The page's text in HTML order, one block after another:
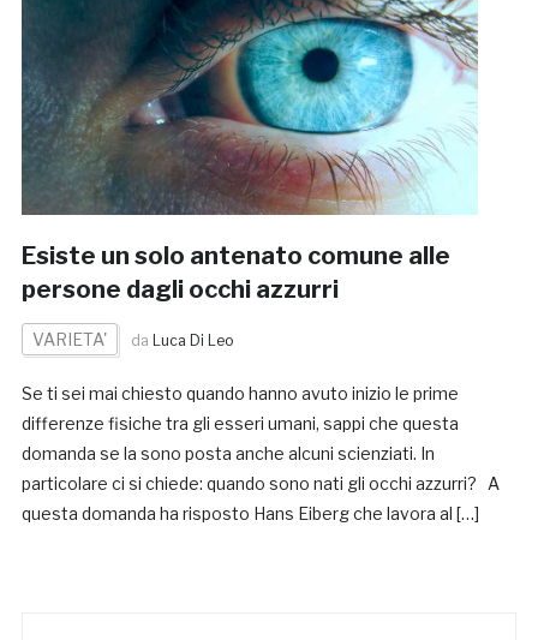
Esiste un solo antenato comune alle
persone dagli occhi azzurri
VARIETA' da Luca Di Leo
Se ti sei mai chiesto quando hanno avuto inizio le prime
differenze fisiche tra gli esseri umani, sappi che questa
domanda se la sono posta anche alcuni scienziati. In
particolare ci si chiede: quando sono nati gli occhi azzurri? A
questa domanda ha risposto Hans Eiberg che lavora al […]